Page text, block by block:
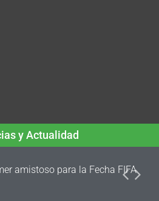
y Actualidad
amistoso para la Fecha FIFA